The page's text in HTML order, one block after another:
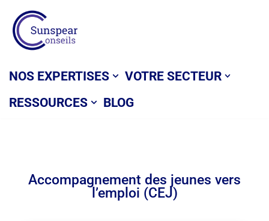
Aller
au
NOS EXPERTISES
VOTRE SECTEUR
RESSOURCES
BLOG
Accompagnement des jeunes vers
l’emploi (CEJ)